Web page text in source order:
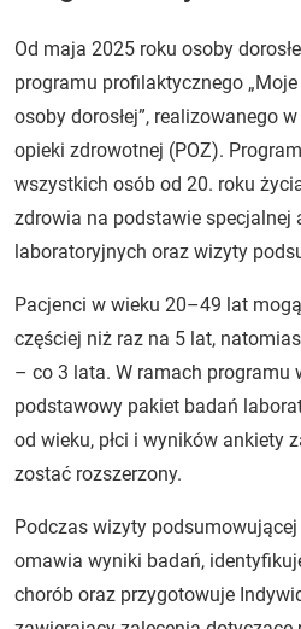
Od maja 2025 roku osoby
programu profilaktycznego
osoby dorosłej”, realizowanego
opieki zdrowotnej (POZ).
wszystkich osób od 20. roku
zdrowia na podstawie specjalnej
laboratoryjnych oraz wizyty
Pacjenci w wieku 20–49 lat
częściej niż raz na 5 lat,
– co 3 lata. W ramach programu
podstawowy pakiet badań
od wieku, płci i wyników ankiety
zostać rozszerzony.
Podczas wizyty
omawia wyniki badań,
chorób oraz przygotowuje